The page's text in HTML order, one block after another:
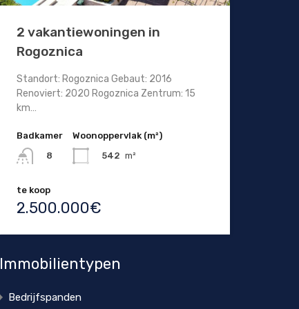
2 vakantiewoningen in
Rogoznica
Standort: Rogoznica Gebaut: 2016
Renoviert: 2020 Rogoznica Zentrum: 15
km…
Badkamer
8
Woonoppervlak (m²)
542 m²
te koop
2.500.000€
Immobilientypen
Bedrijfspanden